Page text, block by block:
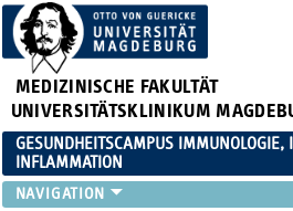
MEDIZINISCHE FAKULTÄT
UNIVERSITÄTSKLINIKUM
GESUNDHEITSCAMPUS IMMUNOLOGIE,
INFLAMMATION